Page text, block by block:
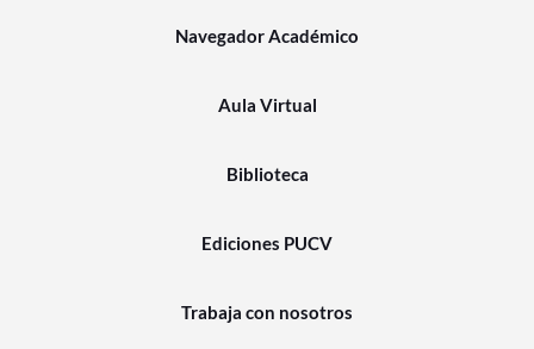
Navegador Académico
Aula Virtual
Biblioteca
Ediciones PUCV
Trabaja con nosotros